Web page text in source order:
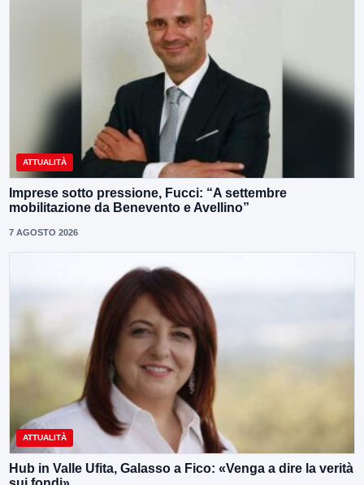
ATTUALITÀ
Imprese sotto pressione, Fucci: “A settembre
mobilitazione da Benevento e Avellino”
7 AGOSTO 2026
ATTUALITÀ
Hub in Valle Ufita, Galasso a Fico: «Venga a dire la verità